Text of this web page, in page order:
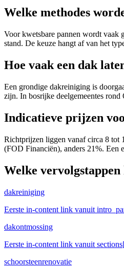
Welke methodes
Voor kwetsbare pannen wordt vaak
stand. De keuze hangt af van het
Hoe vaak een dak
Een grondige dakreiniging is
zijn. In bosrijke deelgemeentes
Indicatieve prijzen
Richtprijzen liggen vanaf circa 8 tot
(FOD Financiën), anders 21%. Een
Welke
dakreiniging
Eerste in-content link vanuit
dakontmossing
Eerste in-content link vanuit
schoorsteenrenovatie